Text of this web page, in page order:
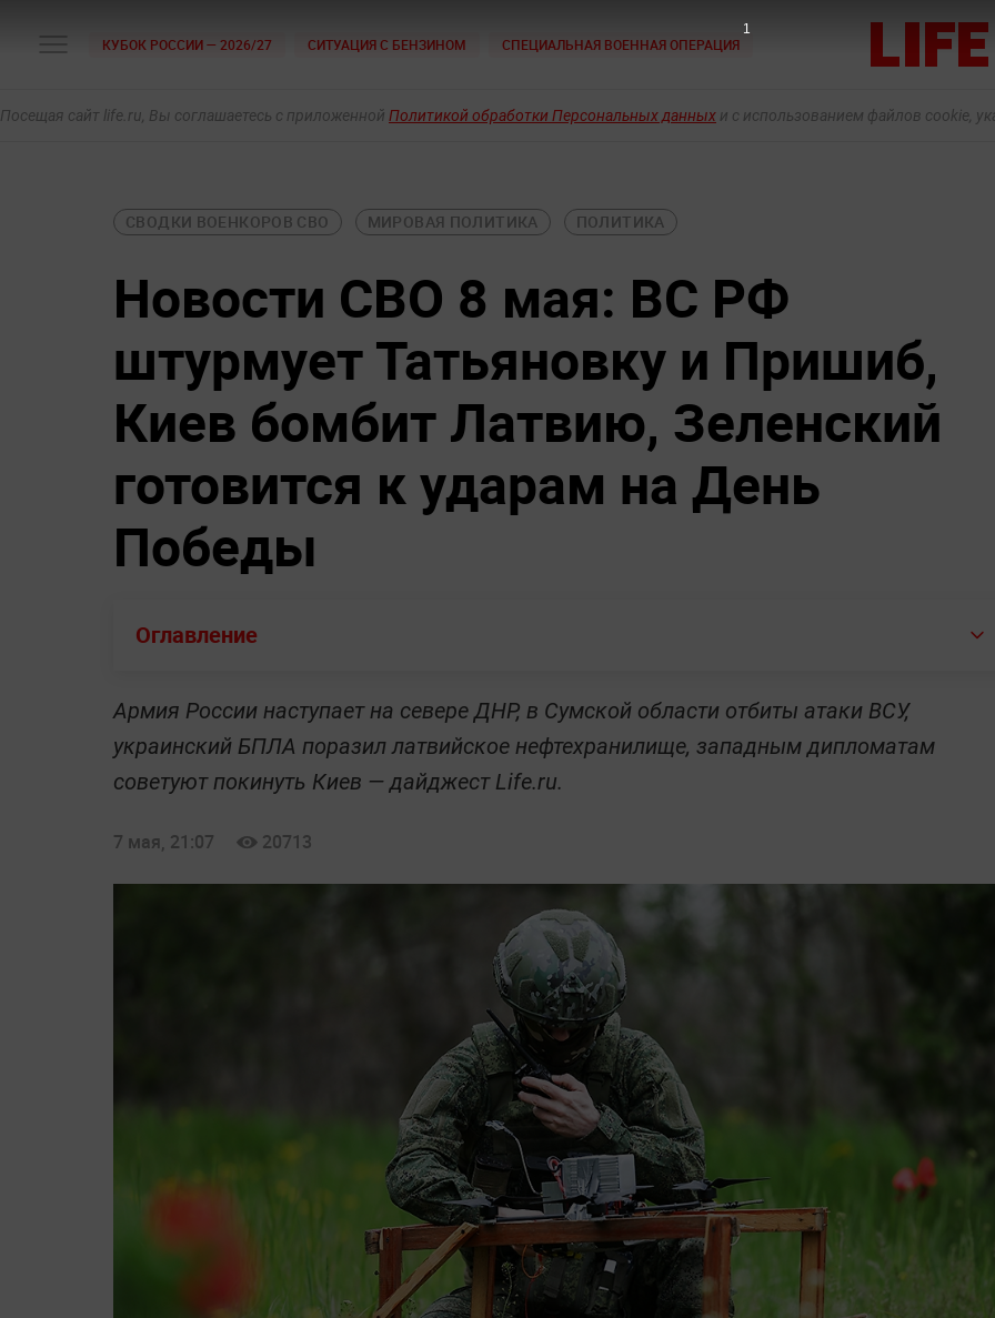
КУБОК РОССИИ — 2026/27 СИТУАЦИЯ С БЕНЗИНОМ СПЕЦИАЛЬНАЯ ВОЕННАЯ ОПЕРАЦИЯ
Посещая сайт life.ru, Вы соглашаетесь с приложенной Политикой обработки Персональных данных и с использованием файлов cookie,
СВОДКИ ВОЕНКОРОВ СВО МИРОВАЯ ПОЛИТИКА ПОЛИТИКА
Новости СВО 8 мая: ВС РФ
штурмует Татьяновку и Пришиб,
Киев бомбит Латвию, Зеленский
готовится к ударам на День
Победы
Оглавление
Армия России наступает на севере ДНР, в Сумской области отбиты атаки ВСУ,
украинский БПЛА поразил латвийское нефтехранилище, западным дипломатам
советуют покинуть Киев — дайджест Life.ru.
7 мая, 21:07 20713